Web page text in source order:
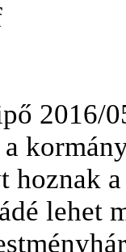
2016/
hoznak
lehet